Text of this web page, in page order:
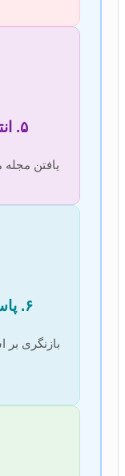
۵. انتخاب نشریه و سابمیت
یافتن
۶. پاسخ به داوری و اصلاحات
بازنگری